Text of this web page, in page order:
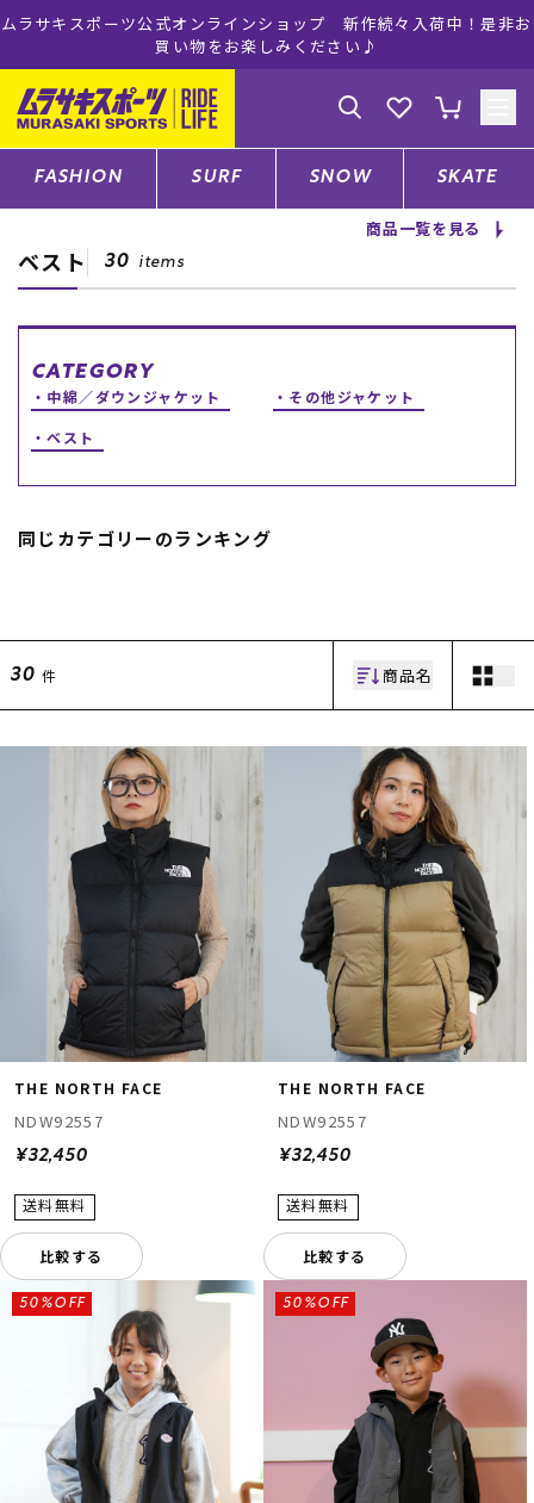
ムラサキスポーツ公式オンラインショップ 新作続々入荷中！是非お
買い物をお楽しみください♪
ゲスト様
ログイン 会員登録
CATEGORY
ファッションTOP
スケートTOP
CONTENTS
ブランド一覧
RIDE LIFE MAGAZINE一
スタッフスナップ
中古/アウトレット サー
中古/アウトレット スノ
SUPPORT
ご利用ガイド
会員ランク
店頭受取サービス
ギフトラッピング
アフターサポート
下取り保証について
よくある質問
店舗一覧
お問い合わせ
ニュース
ムラサキスポーツ 公式アプリ
ポイント・クーポンもこのアプリで！
FASHION SURF SNOW SKATE
商品一覧を見る
ベスト 30 items
CATEGORY
中綿／ダウンジャケット
その他ジャケット
ベスト
同じカテゴリーのランキング
30 件 商品名
THE NORTH FACE
NDW92557
¥32,450
比較する
THE NORTH FACE
NDW92557
¥32,450
比較する
50%OFF 50%OFF